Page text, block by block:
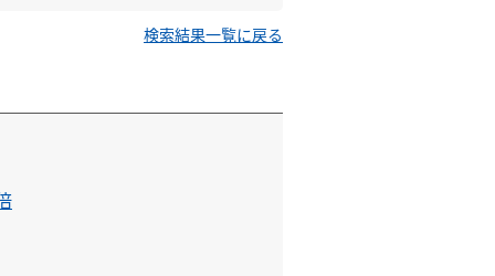
検索結果一覧に戻る